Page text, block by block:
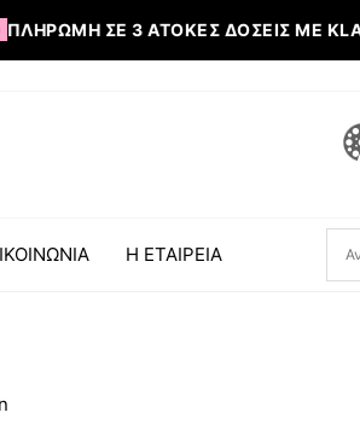
ΣΕ 3 ΆΤΟΚΕΣ ΔΌΣΕΙΣ ΜΕ
Η ΕΤΑΙΡΕΙΑ